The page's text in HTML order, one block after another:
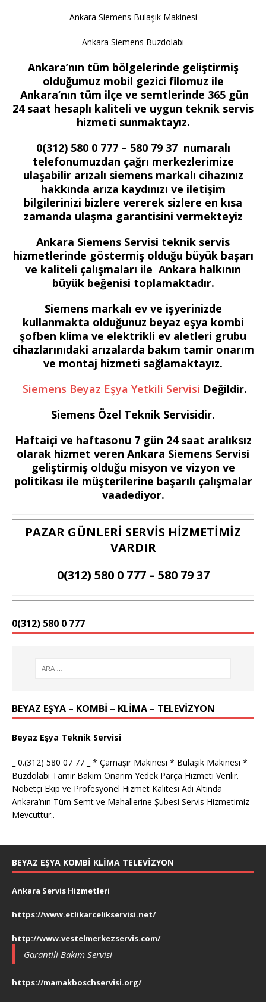
Ankara Siemens Bulaşık Makinesi
Ankara Siemens Buzdolabı
Ankara’nın tüm bölgelerinde geliştirmiş
olduğumuz mobil gezici filomuz ile
Ankara’nın tüm ilçe ve semtlerinde 365 gün
24 saat hesaplı kaliteli ve uygun teknik servis
hizmeti sunmaktayız.
0(312) 580 0 777 – 580 79 37 numaralı
telefonumuzdan çağrı merkezlerimize
ulaşabilir arızalı siemens markalı cihazınız
hakkında arıza kaydınızı ve iletişim
bilgilerinizi bizlere vererek sizlere en kısa
zamanda ulaşma garantisini vermekteyiz
Ankara Siemens Servisi teknik servis
hizmetlerinde göstermiş olduğu büyük başarı
ve kaliteli çalışmaları ile Ankara halkının
büyük beğenisi toplamaktadır.
Siemens markalı ev ve işyerinizde
kullanmakta olduğunuz beyaz eşya kombi
şofben klima ve elektrikli ev aletleri grubu
cihazlarınıdaki arızalarda bakım tamir onarım
ve montaj hizmeti sağlamaktayız.
Siemens Beyaz Eşya Yetkili Servisi Değildir.
Siemens Özel Teknik Servisidir.
Haftaiçi ve haftasonu 7 gün 24 saat aralıksız
olarak hizmet veren Ankara Siemens Servisi
geliştirmiş olduğu misyon ve vizyon ve
politikası ile müşterilerine başarılı çalışmalar
vaadediyor.
PAZAR GÜNLERİ SERVİS HİZMETİMİZ
VARDIR
0(312) 580 0 777 – 580 79 37
0(312) 580 0 777
BEYAZ EŞYA – KOMBİ – KLİMA – TELEVİZYON
Beyaz Eşya Teknik Servisi
_ 0.(312) 580 07 77 _ * Çamaşır Makinesi * Bulaşık Makinesi *
Buzdolabı Tamir Bakım Onarım Yedek Parça Hizmeti Verilir.
Nöbetçi Ekip ve Profesyonel Hizmet Kalitesi Adı Altında
Ankara’nın Tüm Semt ve Mahallerine Şubesi Servis Hizmetimiz
Mevcuttur..
BEYAZ EŞYA KOMBI KLIMA TELEVIZYON
Ankara Servis Hizmetleri
https://www.etlikarcelikservisi.net/
http://www.vestelmerkezservis.com/
Garantili Bakım Servisi
https://mamakboschservisi.org/